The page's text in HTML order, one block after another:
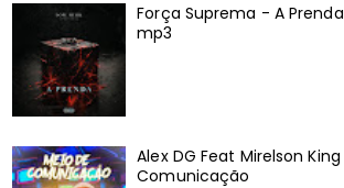
Força Suprema - A
mp3
Alex DG Feat Mirelson
Comunicação